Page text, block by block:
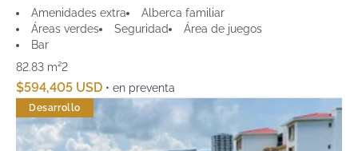
Amenidades extra
Alberca familiar
Áreas verdes
Seguridad
Área de juegos
Bar
82.83 m²2
$594,405 USD • en preventa
Desarrollo